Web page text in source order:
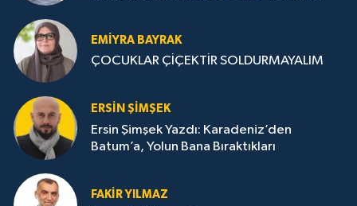
EMIYRA BAYRAK
ÇOCUKLAR ÇİÇEKTİR SOLDURMAYALIM
ERSIN ŞIMŞEK
Ersin Şimşek Yazdı: Karadeniz’den
Batum’a, Yolun Bana Bıraktıkları
FAKIR YILMAZ